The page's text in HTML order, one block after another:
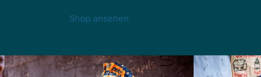
Shop ansehen